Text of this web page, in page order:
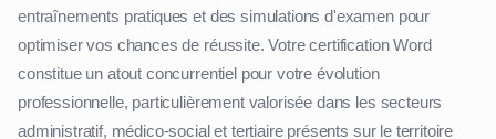
entraînements pratiques et des simulations d'examen pour
optimiser vos chances de réussite. Votre certification Word
constitue un atout concurrentiel pour votre évolution
professionnelle, particulièrement valorisée dans les secteurs
administratif, médico-social et tertiaire présents sur le territoire